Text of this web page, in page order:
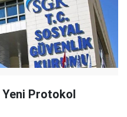
Yeni Protokol